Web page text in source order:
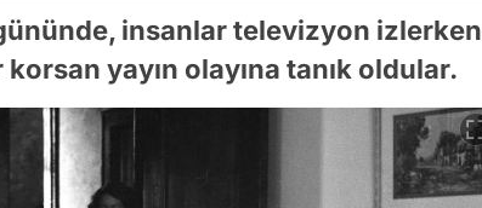
gününde, insanlar televizyon izlerken
yayın olayına tanık oldular.